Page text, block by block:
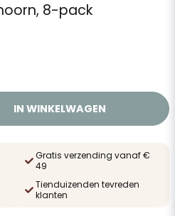
8-pack
IN WINKELWAGEN
Gratis verzending vanaf €
49
Tienduizenden tevreden
klanten